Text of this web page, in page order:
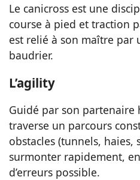
Le canicross est une
course à pied et traction
est relié à son maître par
baudrier.
L’agility
Guidé par son partenaire
traverse un parcours
obstacles (tunnels, haies,
surmonter rapidement,
d’erreurs possible.